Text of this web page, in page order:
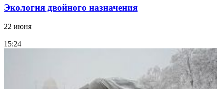
Экология двойного назначения
22 июня
15:24